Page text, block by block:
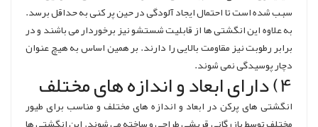
سبب شده است تا احتمال ایجاد آلودگی در حین پر کنی به حداقل برسد.
به علاوه این انگشتی ها از قابلیت شستشو نیز برخوردار می باشند و در
برابر رطوبت نیز مقاومت بالایی را دارند. بر همین اساس به هیچ عنوان
دچار پوسیدگی نمی شوند.
4) دارای ابعاد و اندازه های مختلف
انگشتی های پرکن در ابعاد و اندازه های مختلف و مناسب برای طیور